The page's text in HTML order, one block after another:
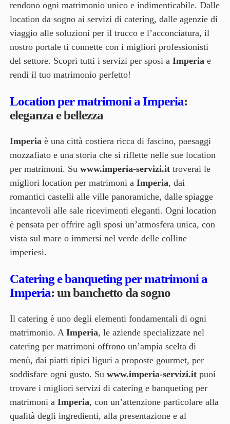
rendono ogni matrimonio unico e indimenticabile. Dalle
location da sogno ai servizi di catering, dalle agenzie di
viaggio alle soluzioni per il trucco e l’acconciatura, il
nostro portale ti connette con i migliori professionisti
del settore. Scopri tutti i servizi per sposi a Imperiae
rendi il tuo matrimonio perfetto!
Location per matrimoni a Imperia:
eleganza e bellezza
Imperiaè una città costiera ricca di fascino, paesaggi
mozzafiato e una storia che si riflette nelle sue location
per matrimoni. Su www.imperia-servizi.ittroverai le
migliori location per matrimoni a Imperia, dai
romantici castelli alle ville panoramiche, dalle spiagge
incantevoli alle sale ricevimenti eleganti. Ogni location
è pensata per offrire agli sposi un’atmosfera unica, con
vista sul mare o immersi nel verde delle colline
imperiesi.
Catering e banqueting per matrimoni a
Imperia: un banchetto da sogno
Il catering è uno degli elementi fondamentali di ogni
matrimonio. A Imperia, le aziende specializzate nel
catering per matrimoni offrono un’ampia scelta di
menù, dai piatti tipici liguri a proposte gourmet, per
soddisfare ogni gusto. Su www.imperia-servizi.itpuoi
trovare i migliori servizi di catering e banqueting per
matrimoni a Imperia, con un’attenzione particolare alla
qualità degli ingredienti, alla presentazione e al